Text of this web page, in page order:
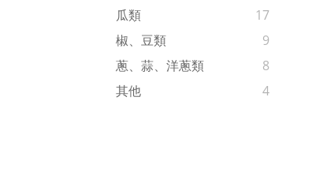
瓜類
17
椒、豆類
9
蔥、蒜、洋蔥類
8
其他
4